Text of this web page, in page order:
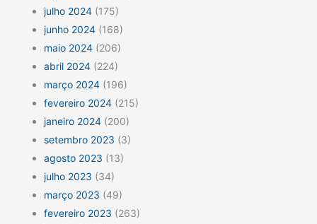
julho 2024 (175)
junho 2024 (168)
maio 2024 (206)
abril 2024 (224)
março 2024 (196)
fevereiro 2024 (215)
janeiro 2024 (200)
setembro 2023 (3)
agosto 2023 (13)
julho 2023 (34)
março 2023 (49)
fevereiro 2023 (263)